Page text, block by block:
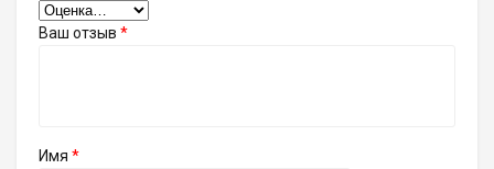
Ваш отзыв *
Имя *